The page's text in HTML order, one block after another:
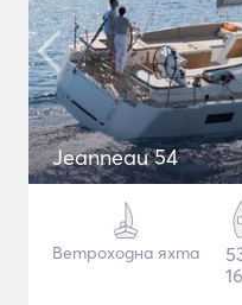
Jeanneau 54
Ветроходна яхта